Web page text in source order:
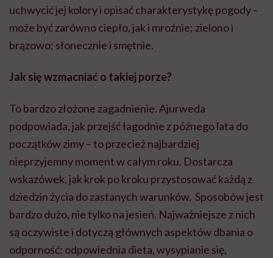
uchwycić jej kolory i opisać charakterystykę pogody –
może być zarówno ciepło, jak i mroźnie; zielono i
brązowo; słonecznie i smętnie.
Jak się wzmacniać o takiej porze?
To bardzo złożone zagadnienie. Ajurweda
podpowiada, jak przejść łagodnie z późnego lata do
początków zimy – to przecież najbardziej
nieprzyjemny moment w całym roku. Dostarcza
wskazówek, jak krok po kroku przystosować każdą z
dziedzin życia do zastanych warunków. Sposobów jest
bardzo dużo, nie tylko na jesień. Najważniejsze z nich
są oczywiste i dotyczą głównych aspektów dbania o
odporność: odpowiednia dieta, wysypianie się,